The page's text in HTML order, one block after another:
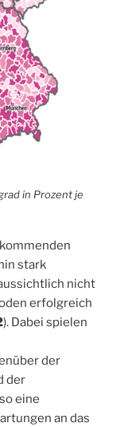
in Prozent je
stark
nicht
erfolgreich
). Dabei spielen
der
der
eine
an das